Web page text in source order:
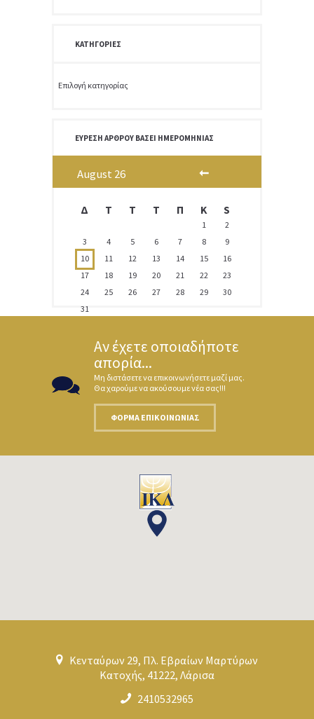
ΚΑΤΗΓΟΡΊΕΣ
Κατηγορίες
ΕΎΡΕΣΗ ΆΡΘΡΟΥ ΒΆΣΕΙ ΗΜΕΡΟΜΗΝΊΑΣ
August 26
Δ T Τ Τ Π Κ S
1
2
3
4 5 6 7 8
9
10
11 12 13 14 15
16
17
18 19 20 21 22
23
24
25 26 27 28 29
30
31
Αν έχετε οποιαδήποτε
απορία...
Μη διστάσετε να επικοινωνήσετε μαζί μας.
Θα χαρούμε να ακούσουμε νέα σας!!!
ΦΌΡΜΑ ΕΠΙΚΟΙΝΩΝΊΑΣ
Κενταύρων 29, Πλ. Εβραίων Μαρτύρων
Κατοχής, 41222, Λάρισα
2410532965